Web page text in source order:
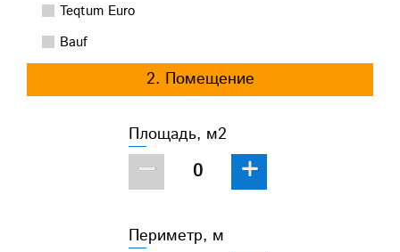
Teqtum Euro
Bauf
2. Помещение
Площадь, м2
− +
Периметр, м